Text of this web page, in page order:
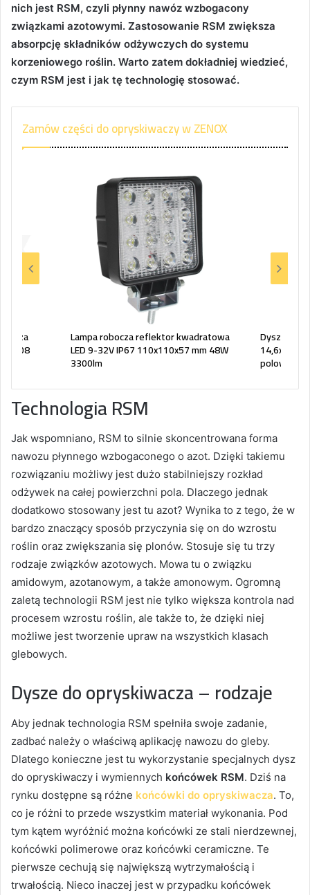
nich jest RSM, czyli płynny nawóz wzbogacony
związkami azotowymi. Zastosowanie RSM zwiększa
absorpcję składników odżywczych do systemu
korzeniowego roślin. Warto zatem dokładniej wiedzieć,
czym RSM jest i jak tę technologię stosować.
Zamów części do opryskiwaczy w ZENOX
Lampa robocza reflektor kwadratowa
LED 9-32V IP67 110x110x57 mm 48W
3300lm
Dysza
polowego
Technologia RSM
Jak wspomniano, RSM to silnie skoncentrowana forma
nawozu płynnego wzbogaconego o azot. Dzięki takiemu
rozwiązaniu możliwy jest dużo stabilniejszy rozkład
odżywek na całej powierzchni pola. Dlaczego jednak
dodatkowo stosowany jest tu azot? Wynika to z tego, że w
bardzo znaczący sposób przyczynia się on do wzrostu
roślin oraz zwiększania się plonów. Stosuje się tu trzy
rodzaje związków azotowych. Mowa tu o związku
amidowym, azotanowym, a także amonowym. Ogromną
zaletą technologii RSM jest nie tylko większa kontrola nad
procesem wzrostu roślin, ale także to, że dzięki niej
możliwe jest tworzenie upraw na wszystkich klasach
glebowych.
Dysze do opryskiwacza – rodzaje
Aby jednak technologia RSM spełniła swoje zadanie,
zadbać należy o właściwą aplikację nawozu do gleby.
Dlatego konieczne jest tu wykorzystanie specjalnych dysz
do opryskiwaczy i wymiennych końcówek RSM. Dziś na
rynku dostępne są różne końcówki do opryskiwacza. To,
co je różni to przede wszystkim materiał wykonania. Pod
tym kątem wyróżnić można końcówki ze stali nierdzewnej,
końcówki polimerowe oraz końcówki ceramiczne. Te
pierwsze cechują się największą wytrzymałością i
trwałością. Nieco inaczej jest w przypadku końcówek